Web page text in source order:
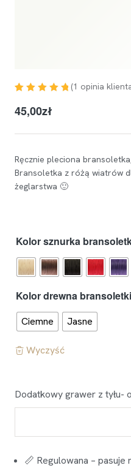
na 5 na
(1 opinia
45,00zł
Ręcznie pleciona
Bransoletka z różą wiatrów
żeglarstwa 🙂
Kolor sznurka
Kolor drewna
Ciemne Jasne
Wyczyść
Dodatkowy grawer z tyłu-
📏 Regulowana – pasuje